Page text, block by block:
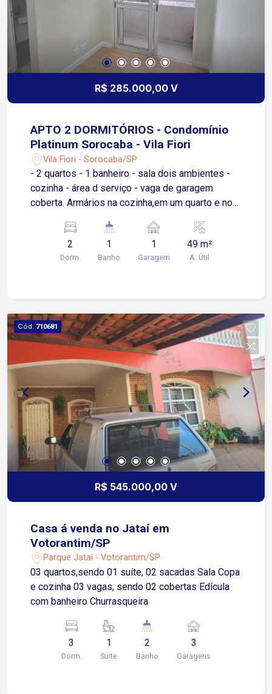
churrascos memoráveis com quem você ama. O
Condomínio Vila Grimaldi oferece toda a
segurança e tranquilidade que você e sua família
merecem. É a oportunidade ideal para quem
busca qualidade de vida em uma região
valorizada de Sorocaba
R$ 285.000,00 V
APTO 2 DORMITÓRIOS - Condomínio
Platinum Sorocaba - Vila Fiori
Vila Fiori - Sorocaba/SP
- 2 quartos - 1 banheiro - sala dois ambientes -
cozinha - área d serviço - vaga de garagem
coberta. Armários na cozinha,em um quarto e no
fechadura eletrônica, iluminação completa, sanca
de gesso na sala. Área de lazer no condomínio:
piscina/churrasqueira completa/salão de
2
Dorm.
1
Banho
1
Garagem
49 m²
A. Útil
Cód. 710681
R$ 545.000,00 V
Casa á venda no Jataí em
Votorantim/SP
Parque Jataí - Votorantim/SP
03 quartos,sendo 01 suíte, 02 sacadas Sala Copa
e cozinha 03 vagas, sendo 02 cobertas Edícula
com banheiro Churrasqueira
3
Dorm.
1
Suite
2
Banho
3
Garagens